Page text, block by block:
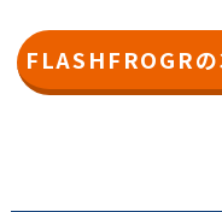
FLASHFROGR